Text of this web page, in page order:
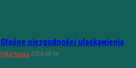
Głośne niezgodności ułaskawienia
Piłka Nożna 2026-08-04